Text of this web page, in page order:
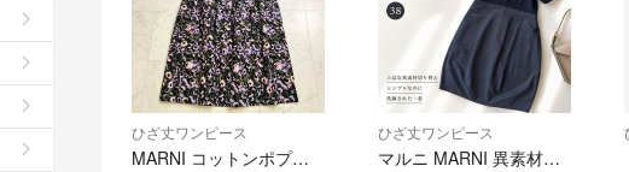
ひざ丈ワンピース
MARNI コットンポプリンフローラルドレス タックプリーツ 大きいサイズ 42
ひざ丈ワンピース
マルニ MARNI 異素材切替ワンピース ビスコース100% 半袖 ブラック M